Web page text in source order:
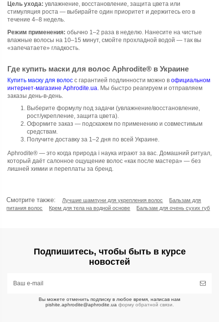
Цель ухода: увлажнение, восстановление, защита цвета или
стимуляция роста — выбирайте один приоритет и держитесь его в
течение 4–8 недель.
Режим применения: обычно 1–2 раза в неделю. Нанесите на чистые
влажные волосы на 10–15 минут, смойте прохладной водой — так вы
«запечатаете» гладкость.
Где купить маски для волос Aphrodite® в Украине
Купить маску для волос с гарантией подлинности можно в официальном
интернет-магазине Aphrodite.ua. Мы быстро реагируем и отправляем
заказы день-в-день.
Выберите формулу под задачи (увлажнение/восстановление,
рост/укрепление, защита цвета).
Оформите заказ — подскажем по применению и совместимым
средствам.
Получите доставку за 1–2 дня по всей Украине.
Aphrodite® — это когда природа і наука играют за вас. Домашний ритуал,
который даёт салонное ощущение волос «как после мастера» — без
лишней химии и переплаты за бренд.
Смотрите также: Лучшие шампуни для укрепления волос
Бальзам для
питания волос
Крем для тела на водной основе Бальзам для очень сухих губ
Подпишитесь, чтобы быть в курсе
новостей
Вы можете отменить подписку в любое время, написав нам
pishite.aphrodite@aphrodite.ua форму обратной связи.